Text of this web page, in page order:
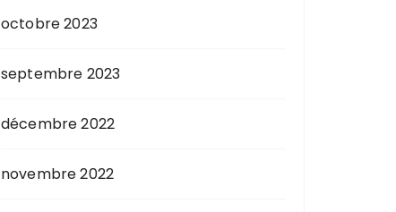
octobre 2023
septembre 2023
décembre 2022
novembre 2022